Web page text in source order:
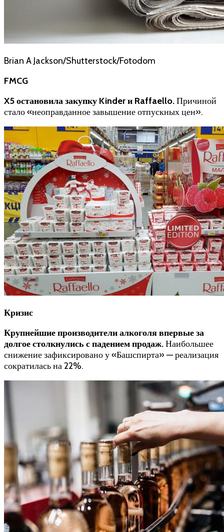
Brian A Jackson/Shutterstock/Fotodom
FMCG
X5 остановила закупку Kinder и Raffaello.Причиной
стало «неоправданное завышение отпускных цен».
Кризис
Крупнейшие производители алкоголя впервые за
долгое столкнулись с падением продаж.Наибольшее
снижение зафиксировано у «Башспирта» — реализация
сократилась на 22%.